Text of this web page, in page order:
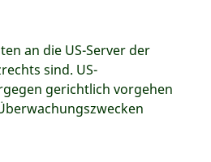
an die US-Server der
sind. US-
gerichtlich vorgehen